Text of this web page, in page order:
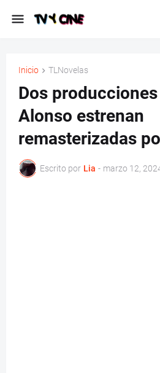
Inicio TLNovelas
Dos
Alonso estrenan
remasterizadas
Escrito por Lia - marzo 12,